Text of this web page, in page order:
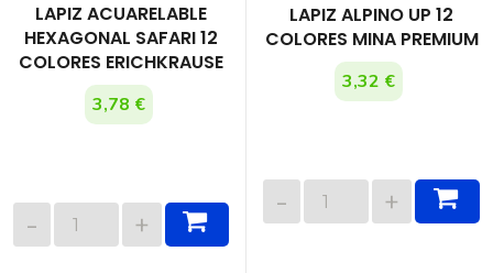
LAPIZ ACUARELABLE
HEXAGONAL SAFARI 12
COLORES ERICHKRAUSE
3,78 €
LAPIZ ALPINO UP 12
COLORES MINA PREMIUM
3,32 €